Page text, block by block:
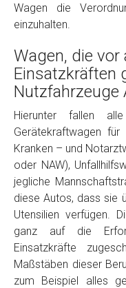
Fertig
Wie viel ist 10+2 ?
Wagen die
einzuhalten.
Wagen, die vor
Einsatzkräften
Nutzfahrzeuge
Hierunter fallen
Gerätekraftwagen für
Kranken – und
oder NAW),
jegliche
diese Autos, dass sie
Utensilien verfügen.
ganz auf die
Einsatzkräfte
Maßstäben dieser
zum Beispiel alles